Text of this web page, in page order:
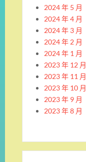
2024 年 5 月
2024 年 4 月
2024 年 3 月
2024 年 2 月
2024 年 1 月
2023 年 12 月
2023 年 11 月
2023 年 10 月
2023 年 9 月
2023 年 8 月